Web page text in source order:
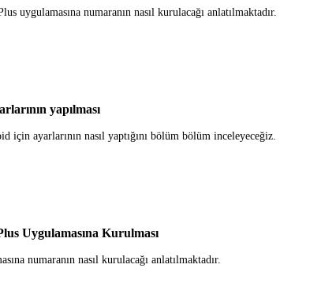
uygulamasına numaranın nasıl kurulacağı anlatılmaktadır.
yapılması
için ayarlarının nasıl yaptığını bölüm bölüm inceleyeceğiz.
Uygulamasına Kurulması
numaranın nasıl kurulacağı anlatılmaktadır.